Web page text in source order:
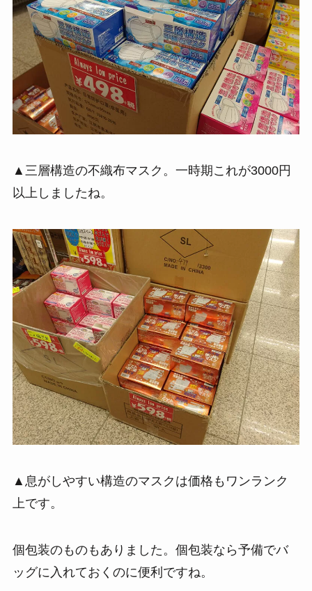
▲三層構造の不織布マスク。一時期これが3000円
以上しましたね。
▲息がしやすい構造のマスクは価格もワンランク
上です。
個包装のものもありました。個包装なら予備でバ
ッグに入れておくのに便利ですね。